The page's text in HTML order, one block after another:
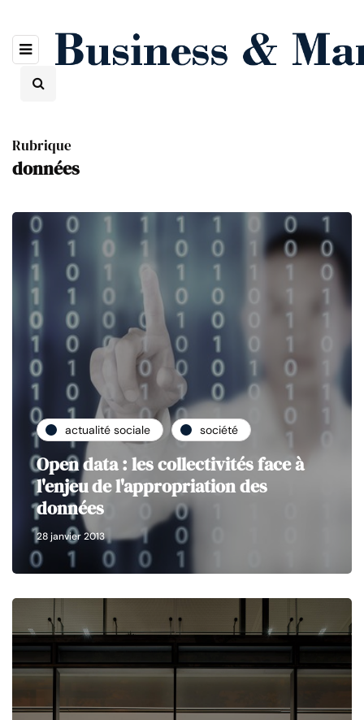
Rubrique
données
actualité sociale société
Open data : les collectivités face à
l'enjeu de l'appropriation des
données
28 janvier 2013